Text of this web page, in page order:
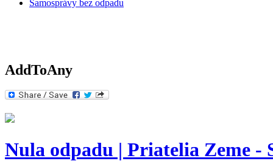
Samosprávy bez odpadu
AddToAny
Nula odpadu | Priatelia Zeme -